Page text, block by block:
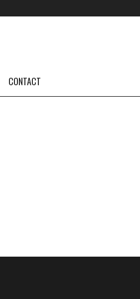
CONTACT
FOLLOW US #TBA
INSTAGRAM FEED